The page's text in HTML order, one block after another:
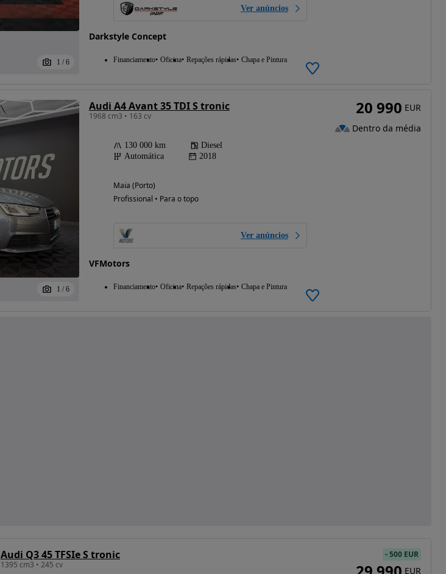
1 / 6
Ver anúncios
Darkstyle Concept
Financiamento Oficina Repações rápidas Chapa e Pintura
1 / 6
Audi A4 Avant 35 TDI S tronic
1968 cm3 • 163 cv
130 000 km
Diesel
Automática
2018
Maia (Porto)
Profissional • Para o topo
Ver anúncios
VFMotors
Financiamento Oficina Repações rápidas Chapa e Pintura
20 990 EUR
Dentro da média
Audi Q3 45 TFSIe S tronic
1395 cm3 • 245 cv
-500 EUR
EUR